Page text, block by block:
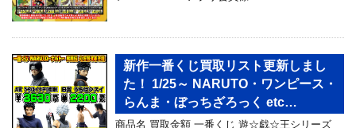
新作一番くじ買取リスト更新しまし
た！ 1/25～ NARUTO・ワンピース・
らんま・ぼっちざろっく etc…
商品名 買取金額 一番くじ 遊☆戯☆王シリーズ